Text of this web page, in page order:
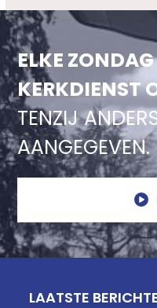
ELKE
KERKDIENST
TENZIJ
AANGEGEVEN.
LAATSTE